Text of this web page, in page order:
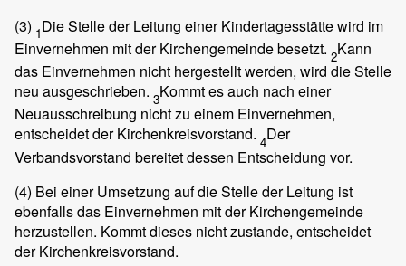
(3) 1Die Stelle der Leitung einer Kindertagesstätte wird im
Einvernehmen mit der Kirchengemeinde besetzt. 2Kann
das Einvernehmen nicht hergestellt werden, wird die Stelle
neu ausgeschrieben. 3Kommt es auch nach einer
Neuausschreibung nicht zu einem Einvernehmen,
entscheidet der Kirchenkreisvorstand. 4Der
Verbandsvorstand bereitet dessen Entscheidung vor.
(4) Bei einer Umsetzung auf die Stelle der Leitung ist
ebenfalls das Einvernehmen mit der Kirchengemeinde
herzustellen. Kommt dieses nicht zustande, entscheidet
der Kirchenkreisvorstand.